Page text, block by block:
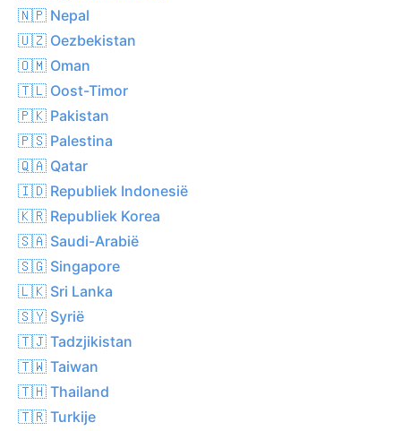
🇳🇵 Nepal
🇺🇿 Oezbekistan
🇴🇲 Oman
🇹🇱 Oost-Timor
🇵🇰 Pakistan
🇵🇸 Palestina
🇶🇦 Qatar
🇮🇩 Republiek Indonesië
🇰🇷 Republiek Korea
🇸🇦 Saudi-Arabië
🇸🇬 Singapore
🇱🇰 Sri Lanka
🇸🇾 Syrië
🇹🇯 Tadzjikistan
🇹🇼 Taiwan
🇹🇭 Thailand
🇹🇷 Turkije